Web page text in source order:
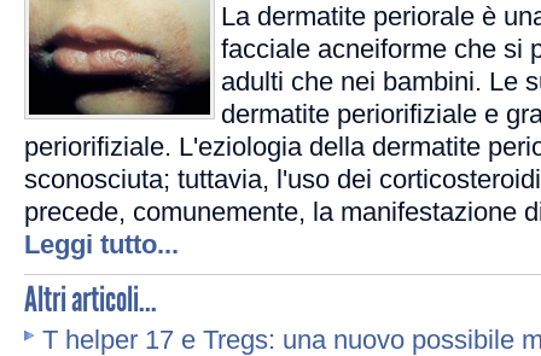
La dermatite periorale è
facciale acneiforme che si
adulti che nei bambini. Le
dermatite periorifiziale e
periorifiziale. L'eziologia della dermatite
sconosciuta; tuttavia, l'uso dei
precede, comunemente, la manifestazione
Leggi tutto...
Altri articoli...
T helper 17 e Tregs: una nuovo possibile